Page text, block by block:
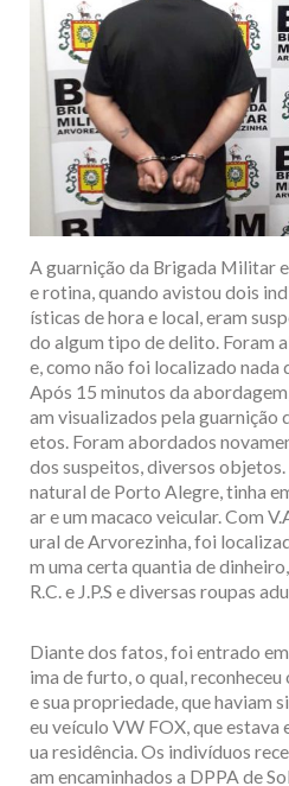
A guarnição da Brigada Militar
e rotina, quando avistou dois
ísticas de hora e local, eram
do algum tipo de delito. Foram
e, como não foi localizado
Após 15 minutos da
am visualizados pela guarnição
etos. Foram abordados
dos suspeitos, diversos objetos.
natural de Porto Alegre, tinha
ar e um macaco veicular. Com
ural de Arvorezinha, foi
m uma certa quantia de
R.C. e J.P.S e diversas roupas
Diante dos fatos, foi entrado
ima de furto, o qual,
e sua propriedade, que haviam
eu veículo VW FOX, que estava
ua residência. Os indivíduos
am encaminhados a DPPA de